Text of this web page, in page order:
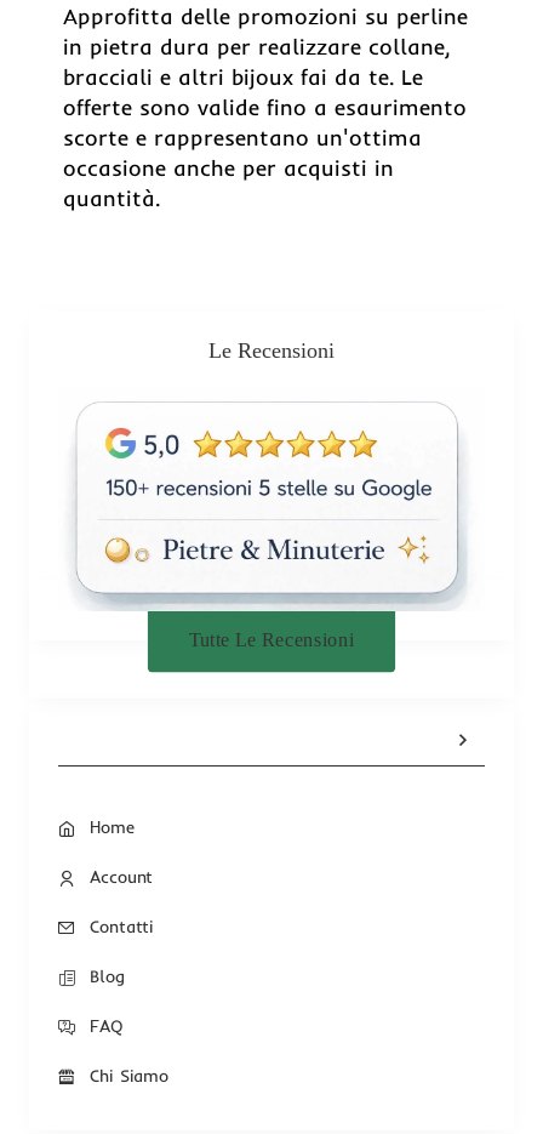
Approfitta delle promozioni su perline
in pietra dura per realizzare collane,
bracciali e altri bijoux fai da te. Le
offerte sono valide fino a esaurimento
scorte e rappresentano un'ottima
occasione anche per acquisti in
quantità.
Le Recensioni
Tutte Le Recensioni
Home
Account
Contatti
Blog
FAQ
Chi Siamo